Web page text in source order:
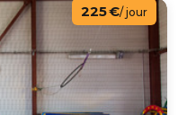
225 €/ jour